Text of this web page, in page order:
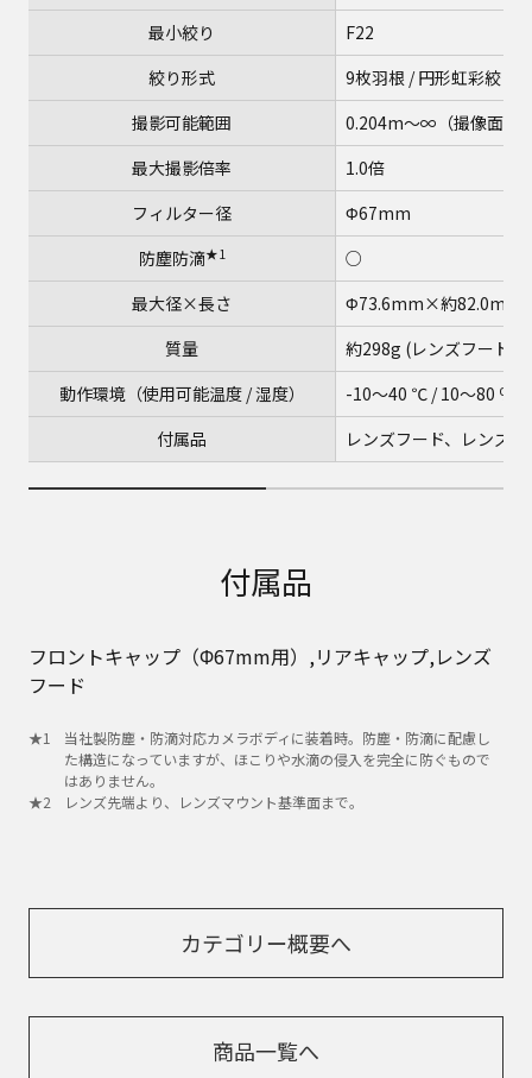
最小絞り
F22
絞り形式
9枚羽根 / 円形虹彩絞り
撮影可能範囲
0.204m～∞（撮像面か
最大撮影倍率
1.0倍
フィルター径
Φ67mm
防塵防滴★1
○
最大径×長さ
Φ73.6mm×約82.0mm
質量
約298g (レンズフード
動作環境（使用可能温度 / 湿度）
-10～40 ℃ / 10～80 ％
付属品
レンズフード、レンズ
付属品
フロントキャップ（Φ67mm用）,リアキャップ,レンズ
フード
当社製防塵・防滴対応カメラボディに装着時。防塵・防滴に配慮し
た構造になっていますが、ほこりや水滴の侵入を完全に防ぐもので
はありません。
レンズ先端より、レンズマウント基準面まで。
カテゴリー概要へ
商品一覧へ